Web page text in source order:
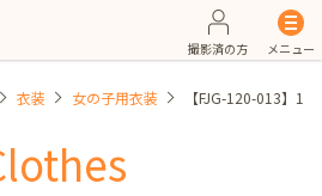
撮影済の方 メニュー
衣装 女の子用衣装 【FJG-120-013】